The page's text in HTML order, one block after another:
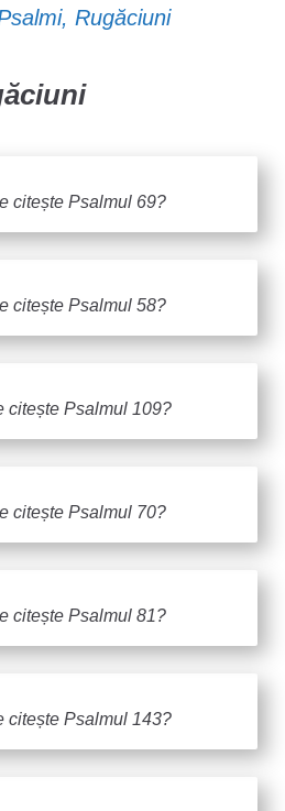
, Rugăciuni
citește Psalmul 69?
citește Psalmul 58?
citește Psalmul 109?
citește Psalmul 70?
citește Psalmul 81?
citește Psalmul 143?